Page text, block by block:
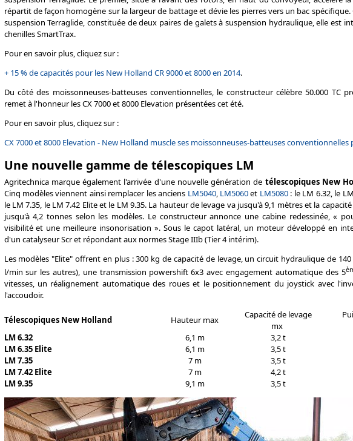
répartit de façon homogène sur la largeur de battage et dévie les pierres vers un bac spécifique.
suspension Terraglide, constituée de deux paires de galets à suspension hydraulique, elle est
chenilles SmartTrax.
Pour en savoir plus, cliquez sur :
+ 15 % de capacités pour les New Holland CR 9000 et 8000 en 2014.
Du côté des moissonneuses-batteuses conventionnelles, le constructeur célèbre 50.000 TC
remet à l'honneur les CX 7000 et 8000 Elevation présentées cet été.
Pour en savoir plus, cliquez sur :
CX 7000 et 8000 Elevation - New Holland muscle ses moissonneuses-batteuses conventionnelles
Une nouvelle gamme de télescopiques LM
Agritechnica marque également l'arrivée d'une nouvelle génération de télescopiques New
Cinq modèles viennent ainsi remplacer les anciens LM5040, LM5060et LM5080: le LM 6.32, le
le LM 7.35, le LM 7.42 Elite et le LM 9.35. La hauteur de levage va jusqu'à 9,1 mètres et la
jusqu'à 4,2 tonnes selon les modèles. Le constructeur annonce une cabine redessinée, «
visibilité et une meilleure insonorisation ». Sous le capot latéral, un moteur développé en
d'un catalyseur Scr et répondant aux normes Stage IIIb (Tier 4 intérim).
Les modèles "Elite" offrent en plus : 300 kg de capacité de levage, un circuit hydraulique de
l/min sur les autres), une transmission powershift 6x3 avec engagement automatique des 5
vitesses, un réalignement automatique des roues et le positionnement du joystick avec
l'accoudoir.
Télescopiques New Holland Hauteur max
Capacité de levage
mx
LM 6.32
6,1 m 3,2 t
LM 6.35 Elite
6,1 m 3,5 t
LM 7.35
7 m 3,5 t
LM 7.42 Elite
7 m 4,2 t
LM 9.35
9,1 m 3,5 t